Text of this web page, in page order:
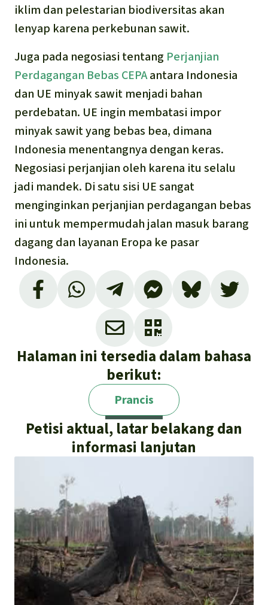
iklim dan pelestarian biodiversitas akan
lenyap karena perkebunan sawit.
Juga pada negosiasi tentang Perjanjian
Perdagangan Bebas CEPAantara Indonesia
dan UE minyak sawit menjadi bahan
perdebatan. UE ingin membatasi impor
minyak sawit yang bebas bea, dimana
Indonesia menentangnya dengan keras.
Negosiasi perjanjian oleh karena itu selalu
jadi mandek. Di satu sisi UE sangat
menginginkan perjanjian perdagangan bebas
ini untuk mempermudah jalan masuk barang
dagang dan layanan Eropa ke pasar
Indonesia.
Halaman ini tersedia dalam bahasa
berikut:
Prancis
Petisi aktual, latar belakang dan
informasi lanjutan